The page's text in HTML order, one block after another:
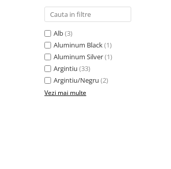
Alb(3)
Aluminum Black(1)
Aluminum Silver(1)
Argintiu (33)
Argintiu/Negru (2)
Vezi mai multe